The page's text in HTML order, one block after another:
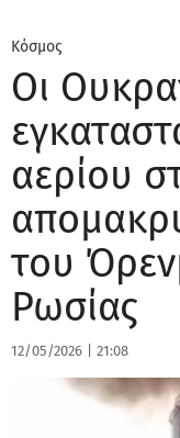
Κόσμος
Οι
αερίου
του
Ρωσίας
12/05/2026 21:08